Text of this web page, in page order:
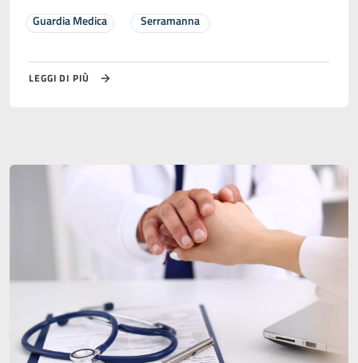
Guardia Medica Serramanna
LEGGI DI PIÙ